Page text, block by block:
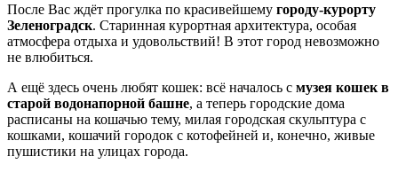
После Вас ждёт прогулка по красивейшему городу-курорту
Зеленоградск. Старинная курортная архитектура, особая
атмосфера отдыха и удовольствий! В этот город невозможно
не влюбиться.
А ещё здесь очень любят кошек: всё началось с музея кошек в
старой водонапорной башне, а теперь городские дома
расписаны на кошачью тему, милая городская скульптура с
кошками, кошачий городок с котофейней и, конечно, живые
пушистики на улицах города.